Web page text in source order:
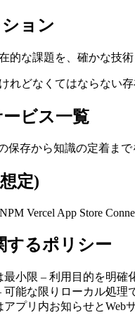
ョン
的な課題を、確かな技
れどなくてはならない
ビス一覧
保存から知識の定着ま
定)
Vercel App Store
するポリシー
小限 – 利用目的を明確
能な限りローカル処理
プリ内お知らせとWeb